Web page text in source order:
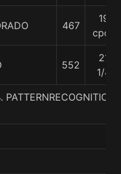
467
19
cpos
552
21
1/4